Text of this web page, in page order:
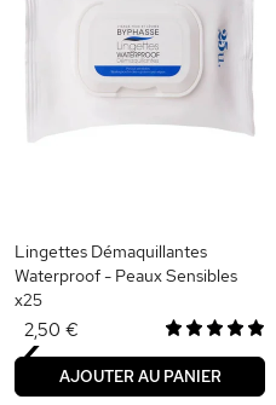
Lingettes Démaquillantes
Waterproof - Peaux Sensibles
x25
2,50 €
AJOUTER AU PANIER
‹